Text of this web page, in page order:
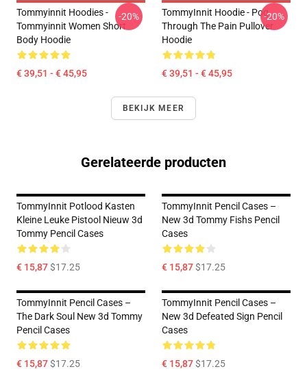
Tommyinnit Hoodies -
Tommyinnit Women Short
Body Hoodie
€ 39,51 - € 45,95
-20%
TommyInnit Hoodie - Pog
Through The Pain Pullover
Hoodie
€ 39,51 - € 45,95
-20%
BEKIJK MEER
Gerelateerde producten
TommyInnit Potlood Kasten
Kleine Leuke Pistool Nieuw 3d
Tommy Pencil Cases
€ 15,87$17.25
TommyInnit Pencil Cases –
New 3d Tommy Fishs Pencil
Cases
€ 15,87$17.25
TommyInnit Pencil Cases –
The Dark Soul New 3d Tommy
Pencil Cases
€ 15,87$17.25
TommyInnit Pencil Cases –
New 3d Defeated Sign Pencil
Cases
€ 15,87$17.25